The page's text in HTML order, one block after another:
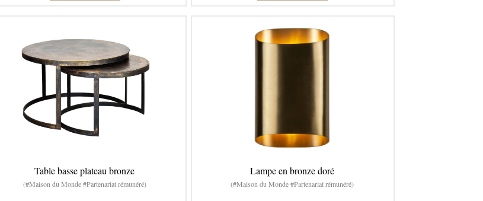
Table basse plateau bronze
(#Maison du Monde #Partenariat rémunéré)
Lampe en bronze doré
(#Maison du Monde #Partenariat rémunéré)